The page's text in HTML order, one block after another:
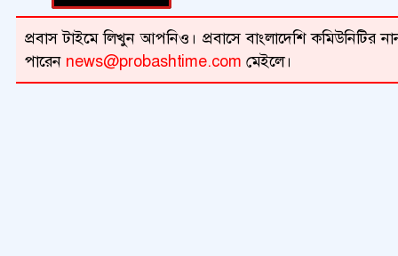
প্রবাস টাইমে লিখুন আপনিও। প্রবাসে বাংলাদেশি কমিউনিটির
পারেন news@probashtime.com মেইলে।